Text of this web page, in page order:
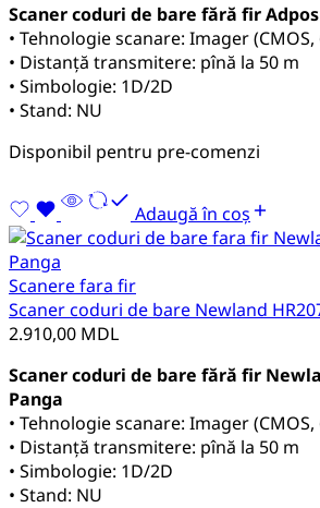
Scaner coduri de bare fără fir Adpos
• Tehnologie scanare: Imager (CMOS,
• Distanță transmitere: pînă la 50 m
• Simbologie: 1D/2D
• Stand: NU
Disponibil pentru pre-comenzi
Adaugă în coș
Scanere fara fir
Scaner coduri de bare Newland
2.910,00 MDL
Scaner coduri de bare fără fir
Panga
• Tehnologie scanare: Imager (CMOS,
• Distanță transmitere: pînă la 50 m
• Simbologie: 1D/2D
• Stand: NU